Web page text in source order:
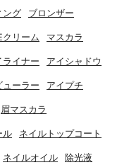
ング ブロンザー
クリーム マスカラ
ライナー アイシャドウ
ューラー アイプチ
眉マスカラ
ル ネイルトップコート
ネイルオイル 除光液